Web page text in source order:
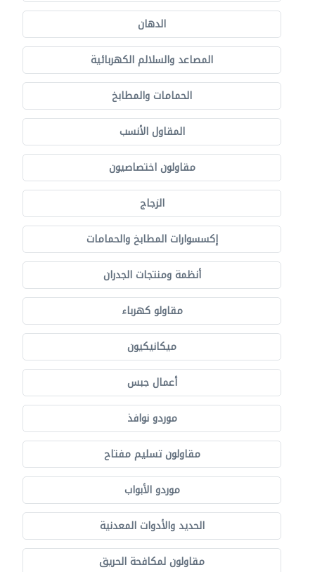
الدهان
المصاعد والسلالم الكهربائية
الحمامات والمطابخ
المقاول الأنسب
مقاولون اختصاصيون
الزجاج
إكسسوارات المطابخ والحمامات
أنظمة ومنتجات الجدران
مقاولو كهرباء
ميكانيكيون
أعمال جبس
موردو نوافذ
مقاولون تسليم مفتاح
موردو الأبواب
الحديد والأدوات المعدنية
مقاولون لمكافحة الحريق